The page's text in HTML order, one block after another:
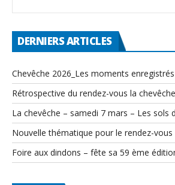
DERNIERS ARTICLES
Chevêche 2026_Les moments
Rétrospective du rendez-vous la
La chevêche – samedi 7 mars – Les sols
Nouvelle thématique pour le rendez-vous
Foire aux dindons – fête sa 59 ème